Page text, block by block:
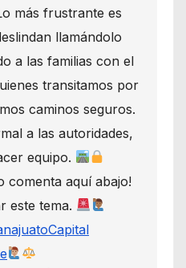
más frustrante es
llamándolo
a las familias con el
transitamos por
caminos seguros.
a las autoridades,
equipo.
comenta aquí abajo!
este tema.